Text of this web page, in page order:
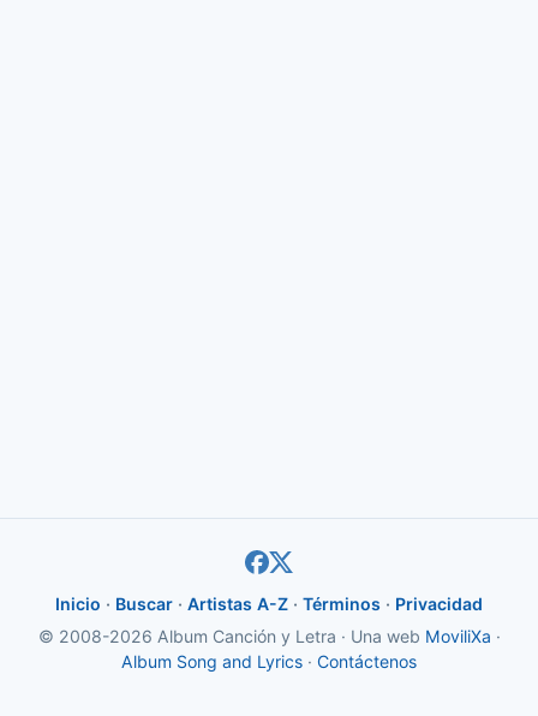
Inicio · Buscar · Artistas A-Z · Términos · Privacidad
© 2008-2026 Album Canción y Letra · Una web MoviliXa ·
Album Song and Lyrics · Contáctenos